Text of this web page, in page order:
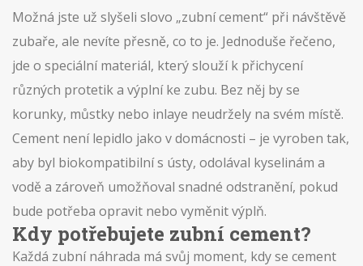
Možná jste už slyšeli slovo „zubní cement“ při návštěvě
zubaře, ale nevíte přesně, co to je. Jednoduše řečeno,
jde o speciální materiál, který slouží k přichycení
různých protetik a výplní ke zubu. Bez něj by se
korunky, můstky nebo inlaye neudržely na svém místě.
Cement není lepidlo jako v domácnosti – je vyroben tak,
aby byl biokompatibilní s ústy, odolával kyselinám a
vodě a zároveň umožňoval snadné odstranění, pokud
bude potřeba opravit nebo vyměnit výplň.
Kdy potřebujete zubní cement?
Každá zubní náhrada má svůj moment, kdy se cement